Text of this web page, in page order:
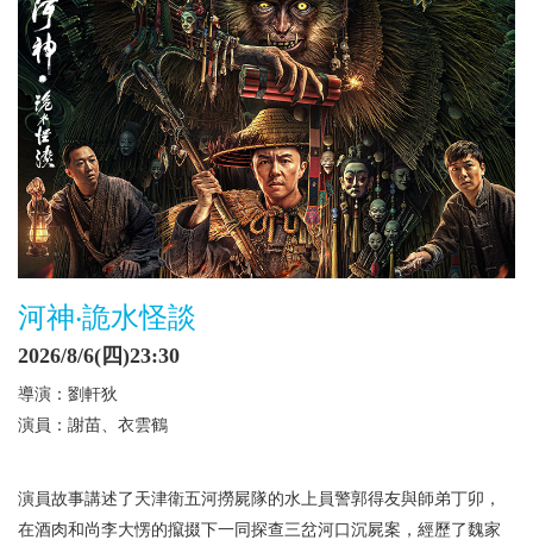
河神‧詭水怪談
2026/8/6(四)23:30
導演：劉軒狄
演員：謝苗、衣雲鶴
演員故事講述了天津衛五河撈屍隊的水上員警郭得友與師弟丁卯，
在酒肉和尚李大愣的攛掇下一同探查三岔河口沉屍案，經歷了魏家